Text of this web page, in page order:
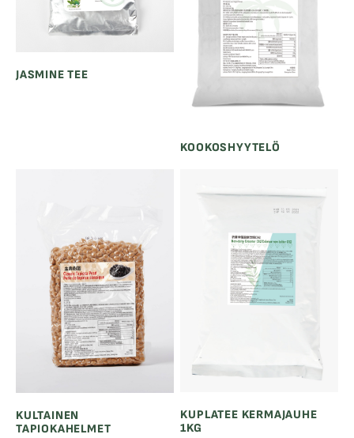
JASMINE TEE
KOOKOSHYYTELÖ
KULTAINEN
TAPIOKAHELMET
KUPLATEE KERMAJAUHE
1KG